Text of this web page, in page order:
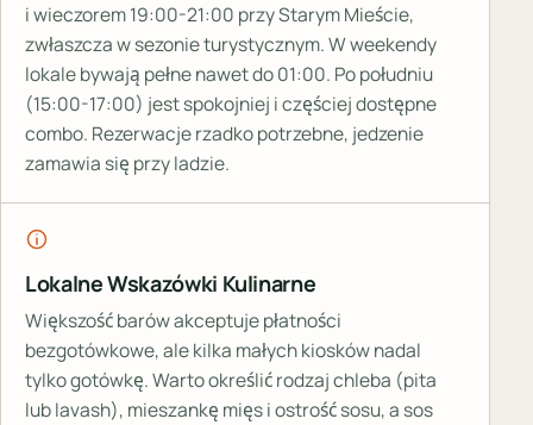
i wieczorem 19:00-21:00 przy Starym Mieście,
zwłaszcza w sezonie turystycznym. W weekendy
lokale bywają pełne nawet do 01:00. Po południu
(15:00-17:00) jest spokojniej i częściej dostępne
combo. Rezerwacje rzadko potrzebne, jedzenie
zamawia się przy ladzie.
Lokalne Wskazówki Kulinarne
Większość barów akceptuje płatności
bezgotówkowe, ale kilka małych kiosków nadal
tylko gotówkę. Warto określić rodzaj chleba (pita
lub lavash), mieszankę mięs i ostrość sosu, a sos